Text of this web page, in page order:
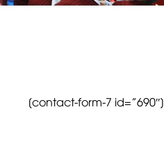
[contact-form-7 id=”690″]